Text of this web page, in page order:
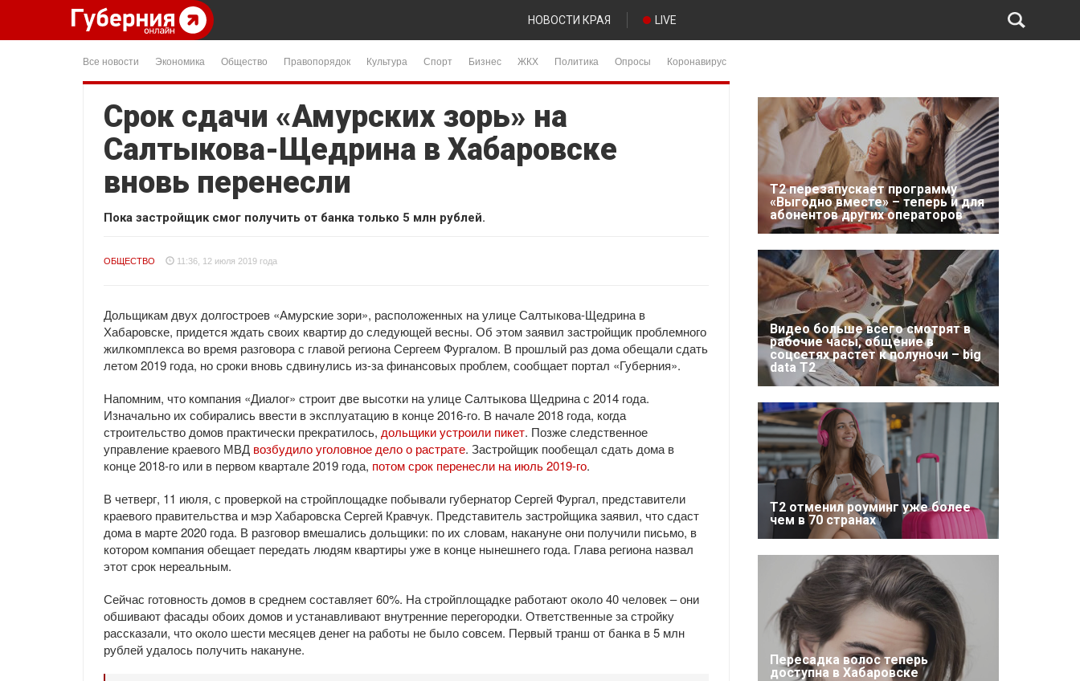
НОВОСТИ КРАЯ LIVE
Все новости Экономика Общество Правопорядок Культура Спорт Бизнес ЖКХ Политика Опросы Коронавирус
Срок сдачи «Амурских зорь» на
Салтыкова-Щедрина в Хабаровске
вновь перенесли
Пока застройщик смог получить от банка только 5 млн рублей.
ОБЩЕСТВО 11:36, 12 июля 2019 года
Дольщикам двух долгостроев «Амурские зори», расположенных на улице Салтыкова-Щедрина в
Хабаровске, придется ждать своих квартир до следующей весны. Об этом заявил застройщик проблемного
жилкомплекса во время разговора с главой региона Сергеем Фургалом. В прошлый раз дома обещали сдать
летом 2019 года, но сроки вновь сдвинулись из-за финансовых проблем, сообщает портал «Губерния».
Напомним, что компания «Диалог» строит две высотки на улице Салтыкова Щедрина с 2014 года.
Изначально их собирались ввести в эксплуатацию в конце 2016-го. В начале 2018 года, когда
строительство домов практически прекратилось, дольщики устроили пикет. Позже следственное
управление краевого МВД возбудило уголовное дело о растрате. Застройщик пообещал сдать дома в
конце 2018-го или в первом квартале 2019 года, потом срок перенесли на июль 2019-го.
В четверг, 11 июля, с проверкой на стройплощадке побывали губернатор Сергей Фургал, представители
краевого правительства и мэр Хабаровска Сергей Кравчук. Представитель застройщика заявил, что сдаст
дома в марте 2020 года. В разговор вмешались дольщики: по их словам, накануне они получили письмо, в
котором компания обещает передать людям квартиры уже в конце нынешнего года. Глава региона назвал
этот срок нереальным.
Сейчас готовность домов в среднем составляет 60%. На стройплощадке работают около 40 человек – они
обшивают фасады обоих домов и устанавливают внутренние перегородки. Ответственные за стройку
рассказали, что около шести месяцев денег на работы не было совсем. Первый транш от банка в 5 млн
рублей удалось получить накануне.
Т2 перезапускает программу
«Выгодно вместе» – теперь и для
абонентов других операторов
Видео больше всего смотрят в
рабочие часы, общение в
соцсетях растет к полуночи – big
data T2
Т2 отменил роуминг уже более
чем в 70 странах
Пересадка волос теперь
доступна в Хабаровске